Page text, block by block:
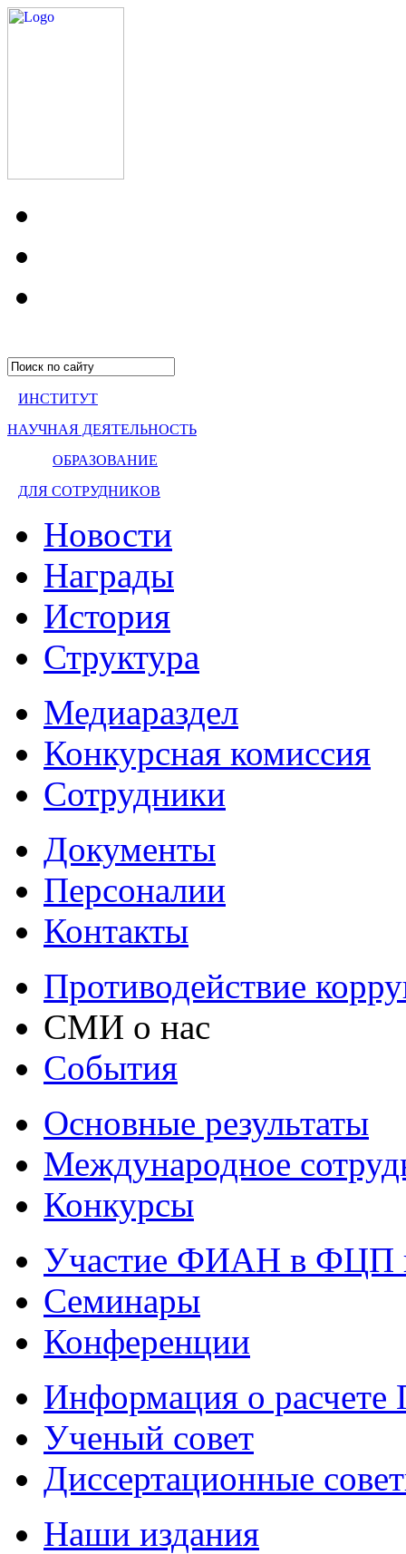
ИНСТИТУТ
НАУЧНАЯ ДЕЯТЕЛЬНОСТЬ
ОБРАЗОВАНИЕ
ДЛЯ СОТРУДНИКОВ
Новости
Награды
История
Структура
Медиараздел
Конкурсная комиссия
Сотрудники
Документы
Персоналии
Контакты
Противодействие
СМИ о нас
События
Основные результаты
Международное
Конкурсы
Участие ФИАН в ФЦП
Семинары
Конференции
Информация о
Ученый совет
Диссертационные
Наши издания